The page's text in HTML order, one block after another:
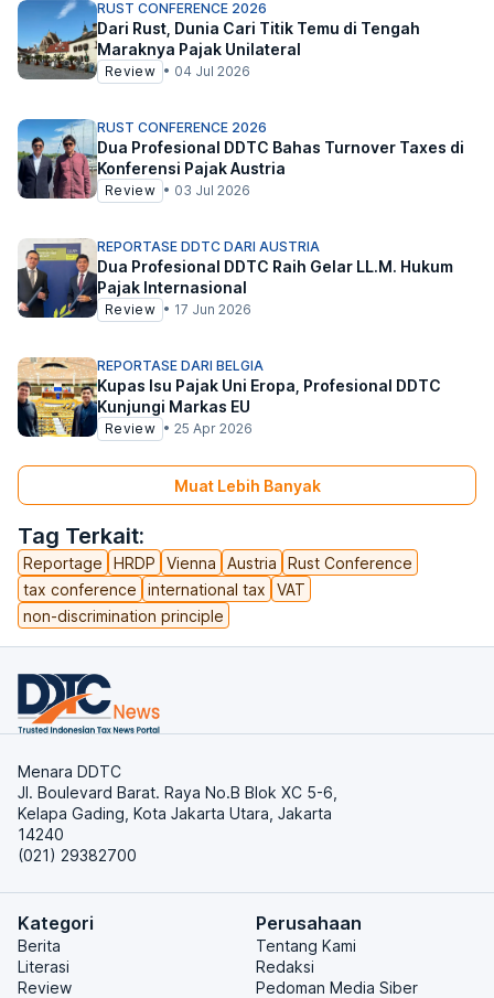
Tag Terkait:
Reportage HRDP Vienna Austria
Rust Conference
tax conference
international tax
VAT
non-discrimination principle
RUST CONFERENCE 2026
Dari Rust, Dunia Cari Titik Temu di Tengah
Maraknya Pajak Unilateral
Review • 04 Jul 2026
RUST CONFERENCE 2026
Dua Profesional DDTC Bahas Turnover Taxes di
Konferensi Pajak Austria
Review • 03 Jul 2026
REPORTASE DDTC DARI AUSTRIA
Dua Profesional DDTC Raih Gelar LL.M. Hukum
Pajak Internasional
Review • 17 Jun 2026
REPORTASE DARI BELGIA
Kupas Isu Pajak Uni Eropa, Profesional DDTC
Kunjungi Markas EU
Review • 25 Apr 2026
Muat Lebih Banyak
Menara DDTC
Jl. Boulevard Barat. Raya No.B Blok XC 5-6,
Kelapa Gading, Kota Jakarta Utara, Jakarta
14240
(021) 29382700
Kategori
Berita
Literasi
Review
Perusahaan
Tentang Kami
Redaksi
Pedoman Media Siber